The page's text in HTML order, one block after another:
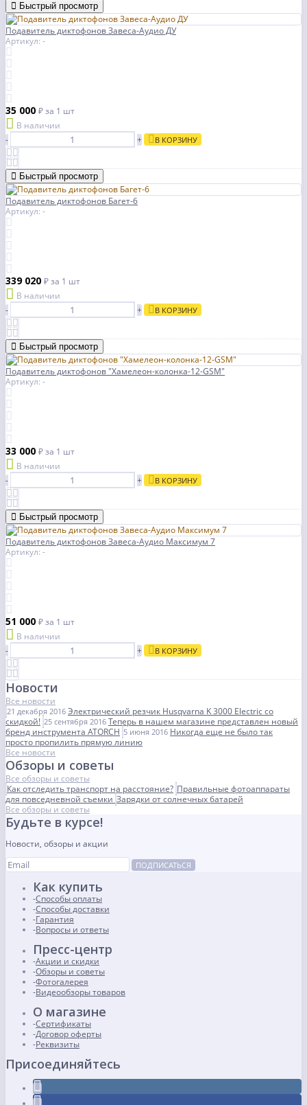
Быстрый просмотр
Подавитель диктофонов Завеса-Аудио ДУ
Артикул: -
35 000 ₽за 1 шт
В наличии
-
+ В КОРЗИНУ
Быстрый просмотр
Подавитель диктофонов Багет-6
Артикул: -
339 020 ₽за 1 шт
В наличии
-
+ В КОРЗИНУ
Быстрый просмотр
Подавитель диктофонов "Хамелеон-колонка-12-GSM"
Артикул: -
33 000 ₽за 1 шт
В наличии
-
+ В КОРЗИНУ
Быстрый просмотр
Подавитель диктофонов Завеса-Аудио Максимум 7
Артикул: -
51 000 ₽за 1 шт
В наличии
-
+ В КОРЗИНУ
Новости
Все новости
21 декабря 2016 Электрический резчик Husqvarna K 3000 Electric со
скидкой! 25 сентября 2016 Теперь в нашем магазине представлен новый
бренд инструмента ATORCH 5 июня 2016 Никогда еще не было так
просто пропилить прямую линию
Все новости
Обзоры и советы
Все обзоры и советы
Как отследить транспорт на расстояние? Правильные фотоаппараты
для повседневной съемки Зарядки от солнечных батарей
Все обзоры и советы
Будьте в курсе!
Новости, обзоры и акции
ПОДПИСАТЬСЯ
Как купить
Способы оплаты
Способы доставки
Гарантия
Вопросы и ответы
Пресс-центр
Акции и скидки
Обзоры и советы
Фотогалерея
Видеообзоры товаров
О магазине
Сертификаты
Договор оферты
Реквизиты
Присоединяйтесь